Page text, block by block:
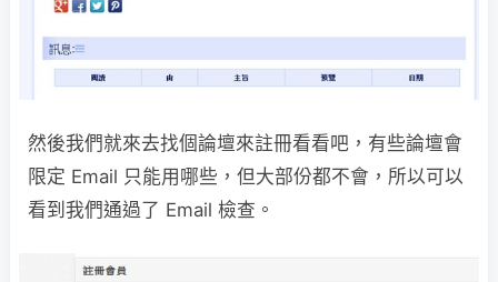
然後我們就來去找個論壇來註冊看看吧，有些論壇會
限定 Email 只能用哪些，但大部份都不會，所以可以
看到我們通過了 Email 檢查。